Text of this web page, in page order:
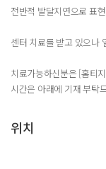
전반적 발달지연으로 표
센터 치료를 받고 있으나
치료가능하신분은 [홈티
시간은 아래에 기재 부탁
위치